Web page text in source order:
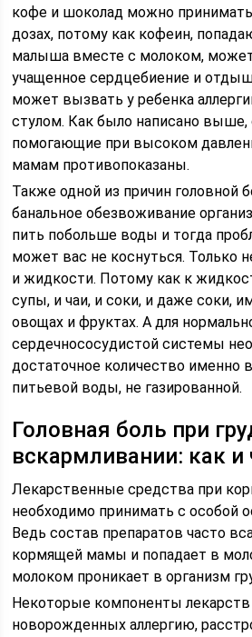
кофе и шоколад можно
дозах, потому как кофеин,
малыша вместе с молоком,
учащенное сердцебиение и
может вызвать у ребенка
стулом. Как было написано
помогающие при высоком
мамам противопоказаны.
Также одной из причин головной
банальное обезвоживание
пить побольше воды и тогда
может вас не коснуться. Только
и жидкости. Потому как к
супы, и чаи, и соки, и даже соки,
овощах и фруктах. А для
сердечнососудистой системы
достаточное количество именно
питьевой воды, не газированной.
Головная боль при
вскармливании: как и
Лекарственные средства при
необходимо принимать с особой
Ведь состав препаратов часто
кормящей мамы и попадает в
молоком проникает в организм
Некоторые компоненты
новорожденных аллергию,